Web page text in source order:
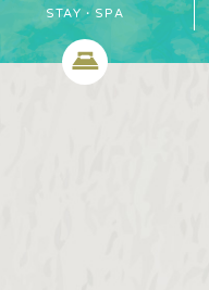
STAY・SPA